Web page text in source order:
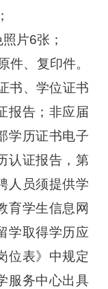
片6张；
件、复印件。
书、学位证书
报告；非应届
学历证书电子
认证报告，第
人员须提供学
育学生信息网
学取得学历应
位表》中规定
服务中心出具